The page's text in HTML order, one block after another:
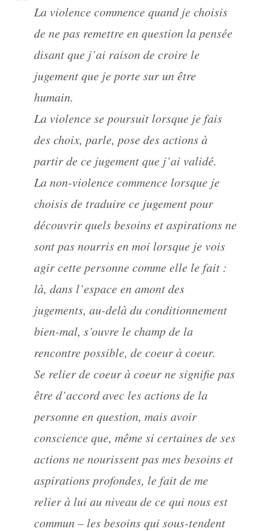
La violence commence quand je choisis
de ne pas remettre en question la pensée
disant que j’ai raison de croire le
jugement que je porte sur un être
humain.
La violence se poursuit lorsque je fais
des choix, parle, pose des actions à
partir de ce jugement que j’ai validé.
La non-violence commence lorsque je
choisis de traduire ce jugement pour
découvrir quels besoins et aspirations ne
sont pas nourris en moi lorsque je vois
agir cette personne comme elle le fait :
là, dans l’espace en amont des
jugements, au-delà du conditionnement
bien-mal, s’ouvre le champ de la
rencontre possible, de coeur à coeur.
Se relier de coeur à coeur ne signifie pas
être d’accord avec les actions de la
personne en question, mais avoir
conscience que, même si certaines de ses
actions ne nourissent pas mes besoins et
aspirations profondes, le fait de me
relier à lui au niveau de ce qui nous est
commun – les besoins qui sous-tendent